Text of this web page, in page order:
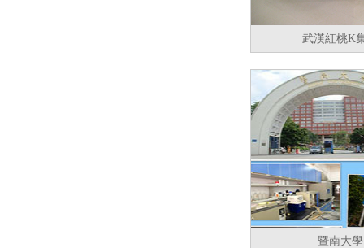
武漢紅桃K
暨南大學